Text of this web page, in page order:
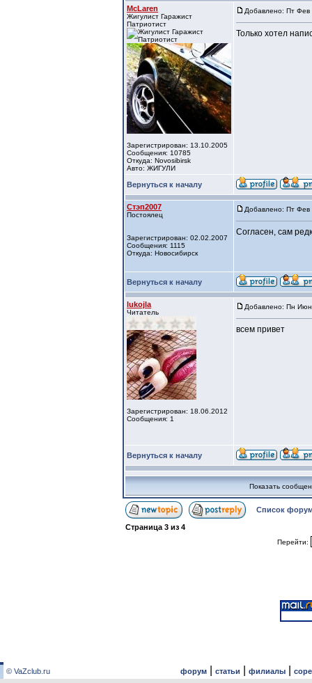
McLaren
Жигулист Гаражист
Патриотист
Зарегистрирован: 13.10.2005
Сообщения: 10785
Откуда: Novosibirsk
Авто: ЖИГУЛИ
Добавлено: Пт Фев
Только хотел
Вернуться к началу
Стэп2007
Постоялец
Зарегистрирован: 02.02.2007
Сообщения: 1115
Откуда: Новосибирск
Добавлено: Пт Фев
Согласен, сам
Вернуться к началу
lukojla
Читатель
Зарегистрирован: 18.06.2012
Сообщения: 1
Добавлено: Пн
всем привет
Вернуться к началу
Показать
Список
Страница 3 из 4
Перейти:
© VaZclub.ru форум| статьи филиалы|